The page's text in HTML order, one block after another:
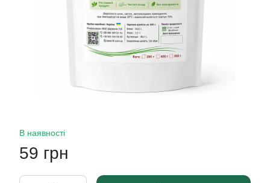
В наявності
59 грн